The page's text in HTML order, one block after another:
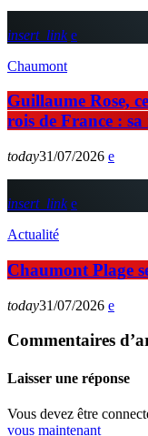
insert_link
Chaumont
Guillaume Rose,
rois de France :
today31/07/2026
insert_link
Actualité
Chaumont Plage
today31/07/2026
Commentaires
Laisser une réponse
Vous devez être
vous maintenant